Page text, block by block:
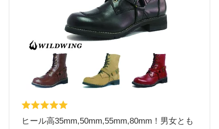
ヒール高35mm,50mm,55mm,80mm！男女とも